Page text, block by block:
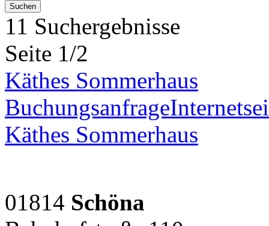
11 Suchergebnisse
Seite 1/2
Käthes Sommerhaus
Buchungsanfrage
Käthes Sommerhaus
01814 Schöna